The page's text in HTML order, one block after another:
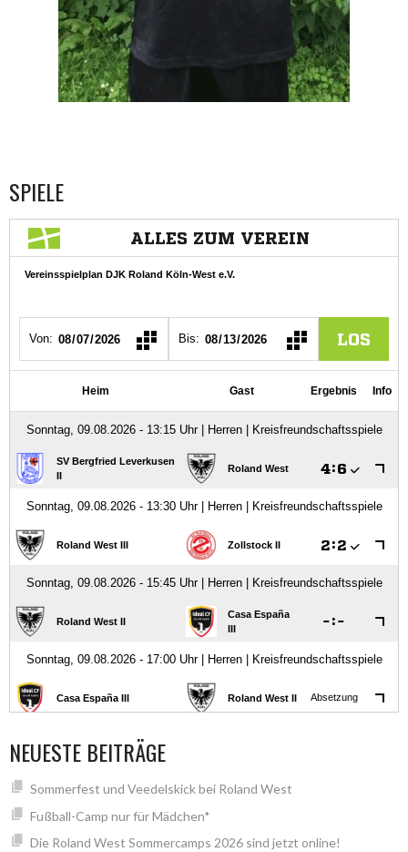
SPIELE
NEUESTE BEITRÄGE
Sommerfest und Veedelskick bei Roland West
Fußball-Camp nur für Mädchen*
Die Roland West Sommercamps 2026 sind jetzt online!